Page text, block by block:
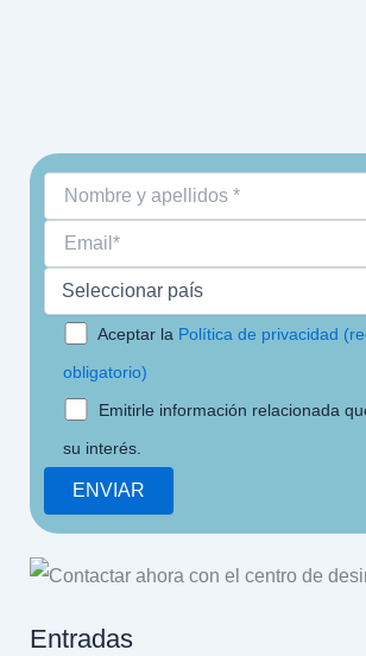
Aceptar la Política de privacidad
obligatorio)
Emitirle información relacionada
su interés.
Entradas